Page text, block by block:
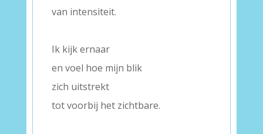
van intensiteit.
Ik kijk ernaar
en voel hoe mijn blik
zich uitstrekt
tot voorbij het zichtbare.